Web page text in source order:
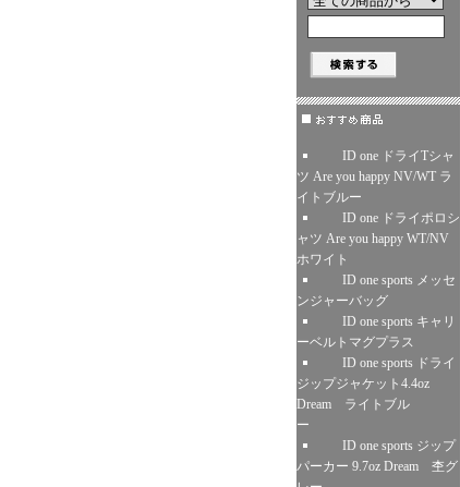
ID one ドライTシャ
ツ Are you happy NV/WT ラ
イトブルー
ID one ドライポロシ
ャツ Are you happy WT/NV
ホワイト
ID one sports メッセ
ンジャーバッグ
ID one sports キャリ
ーベルトマグプラス
ID one sports ドライ
ジップジャケット4.4oz
Dream ライトブル
ー
ID one sports ジップ
パーカー 9.7oz Dream 杢グ